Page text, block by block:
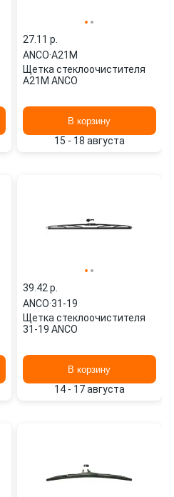
27.11 p.
ANCO·A21M
Щетка стеклоочистителя
A21M ANCO
В корзину
15 - 18 августа
39.42 p.
ANCO·31-19
Щетка стеклоочистителя
31-19 ANCO
В корзину
14 - 17 августа